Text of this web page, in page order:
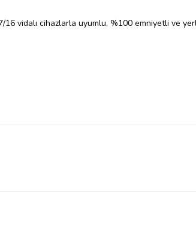
16 vidalı cihazlarla uyumlu, %100 emniyetli ve